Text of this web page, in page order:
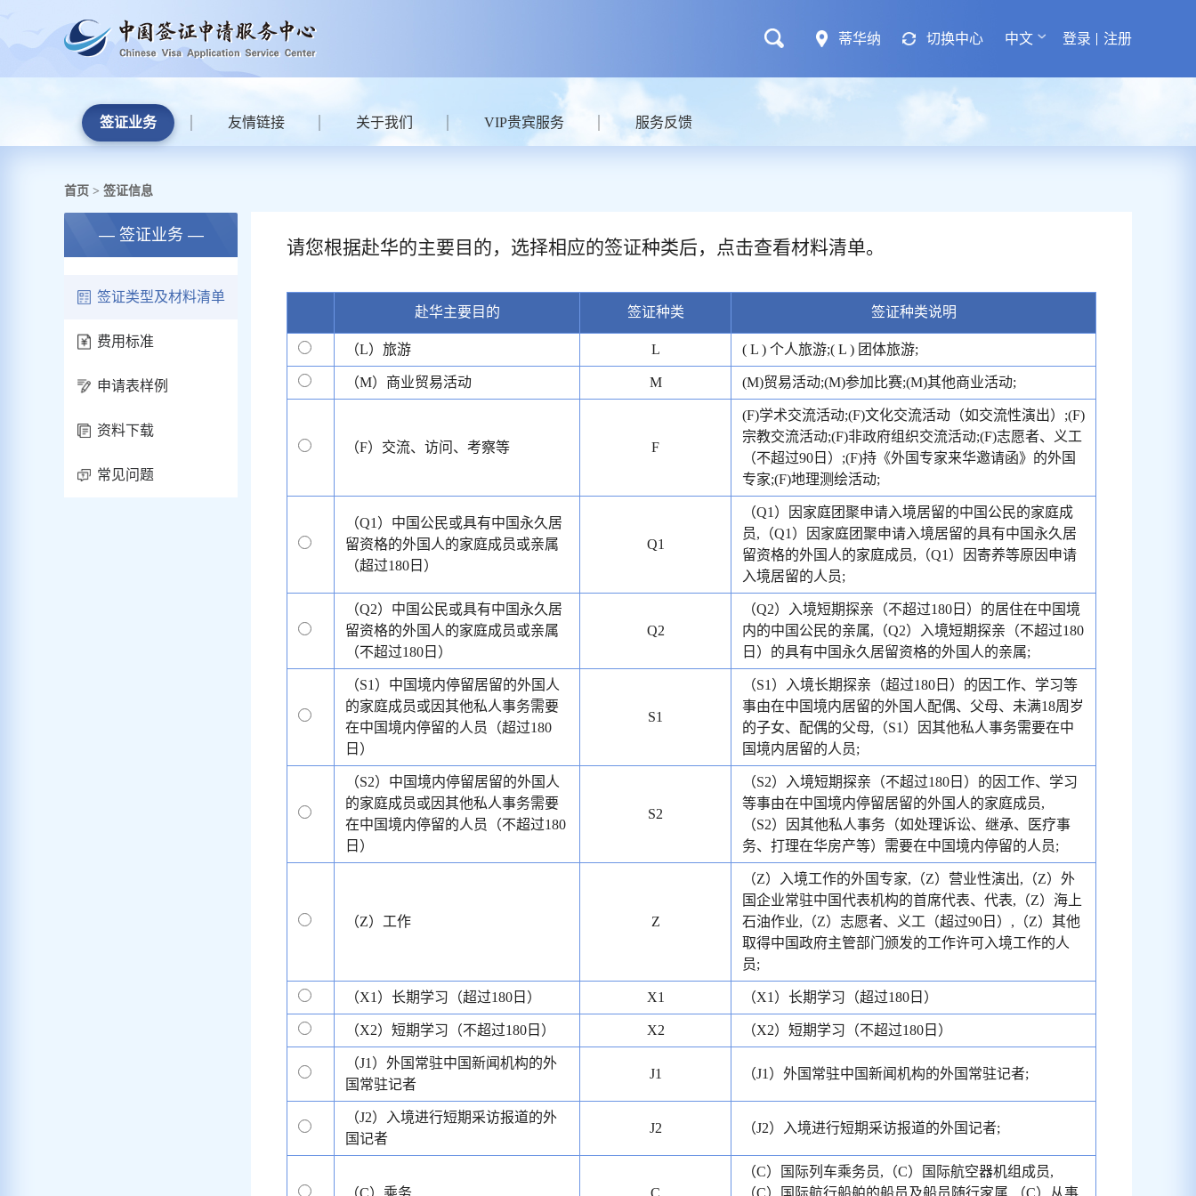
蒂华纳 切换中心 中文 登录 注册
签证业务 友情链接 关于我们 VIP贵宾服务 服务反馈
首页 > 签证信息
— 签证业务 —
签证类型及材料清单
费用标准
申请表样例
资料下载
常见问题
请您根据赴华的主要目的，选择相应的签证种类后，点击查看材料清单。
赴华主要目的 签证种类 签证种类说明
（L）旅游 L ( L ) 个人旅游;( L ) 团体旅游;
（M）商业贸易活动 M (M)贸易活动;(M)参加比赛;(M)其他商业活动;
（F）交流、访问、考察等 F
(F)学术交流活动;(F)文化交流活动（如交流性演出）;(F)
宗教交流活动;(F)非政府组织交流活动;(F)志愿者、义工
（不超过90日）;(F)持《外国专家来华邀请函》的外国
专家;(F)地理测绘活动;
（Q1）中国公民或具有中国永久居
留资格的外国人的家庭成员或亲属
（超过180日）
Q1
（Q1）因家庭团聚申请入境居留的中国公民的家庭成
员,（Q1）因家庭团聚申请入境居留的具有中国永久居
留资格的外国人的家庭成员,（Q1）因寄养等原因申请
入境居留的人员;
（Q2）中国公民或具有中国永久居
留资格的外国人的家庭成员或亲属
（不超过180日）
Q2
（Q2）入境短期探亲（不超过180日）的居住在中国境
内的中国公民的亲属,（Q2）入境短期探亲（不超过180
日）的具有中国永久居留资格的外国人的亲属;
（S1）中国境内停留居留的外国人
的家庭成员或因其他私人事务需要
在中国境内停留的人员（超过180
日）
S1
（S1）入境长期探亲（超过180日）的因工作、学习等
事由在中国境内居留的外国人配偶、父母、未满18周岁
的子女、配偶的父母,（S1）因其他私人事务需要在中
国境内居留的人员;
（S2）中国境内停留居留的外国人
的家庭成员或因其他私人事务需要
在中国境内停留的人员（不超过180
日）
S2
（S2）入境短期探亲（不超过180日）的因工作、学习
等事由在中国境内停留居留的外国人的家庭成员,
（S2）因其他私人事务（如处理诉讼、继承、医疗事
务、打理在华房产等）需要在中国境内停留的人员;
（Z）工作 Z
（Z）入境工作的外国专家,（Z）营业性演出,（Z）外
国企业常驻中国代表机构的首席代表、代表,（Z）海上
石油作业,（Z）志愿者、义工（超过90日）,（Z）其他
取得中国政府主管部门颁发的工作许可入境工作的人
员;
（X1）长期学习（超过180日） X1 （X1）长期学习（超过180日）
（X2）短期学习（不超过180日） X2 （X2）短期学习（不超过180日）
（J1）外国常驻中国新闻机构的外
国常驻记者
J1 （J1）外国常驻中国新闻机构的外国常驻记者;
（J2）入境进行短期采访报道的外
国记者
J2 （J2）入境进行短期采访报道的外国记者;
（C）乘务 C
（C）国际列车乘务员,（C）国际航空器机组成员,
（C）国际航行船舶的船员及船员随行家属,（C）从事